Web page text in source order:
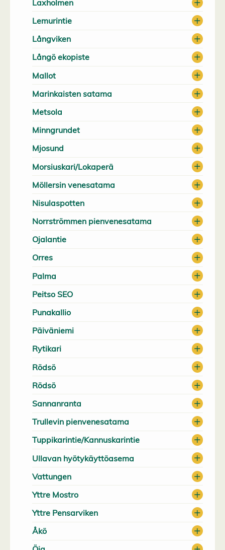
Laxholmen
Lemurintie
Långviken
Långö ekopiste
Mallot
Marinkaisten satama
Metsola
Minngrundet
Mjosund
Morsiuskari/Lokaperä
Möllersin venesatama
Nisulaspotten
Norrströmmen pienvenesatama
Ojalantie
Orres
Palma
Peitso SEO
Punakallio
Päiväniemi
Rytikari
Rödsö
Rödsö
Sannanranta
Trullevin pienvenesatama
Tuppikarintie/Kannuskarintie
Ullavan hyötykäyttöasema
Vattungen
Yttre Mostro
Yttre Pensarviken
Åkö